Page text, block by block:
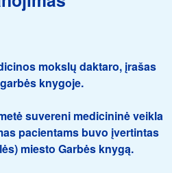
mokslų daktaro, įrašas
knygoje.
suvereni medicininė veikla
pacientams buvo įvertintas
miesto Garbės knygą.